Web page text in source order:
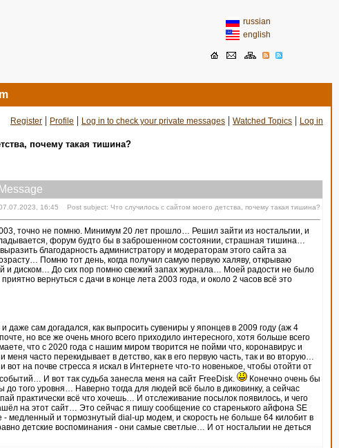
russian
english
Register | Profile | Log in to check your private messages | Watched Topics | Log in
почему такая тишина?
Message
16:45 Post subject: Что случилось с сайтом моего детства, почему такая тишина?
точно не помню. Минимум 20 лет прошло… Решил зайти из ностальгии, и
форум будто бы в заброшенном состоянии, страшная тишина…
благодарность администратору и модераторам этого сайта за
Помню тот день, когда получил самую первую халяву, открываю
и диском… До сих пор помню свежий запах журнала… Моей радости не было
вернуться с дачи в конце лета 2003 года, и около 2 часов всё это
сам догадался, как выпросить сувениры у японцев в 2009 году (аж 4
но все же очень много всего приходило интересного, хотя больше всего
что с 2020 года с нашим миром творится не пойми что, коронавирус и
часто перекидывает в детство, как в его первую часть, так и во вторую…
на почве стресса я искал в Интернете что-то новенькое, чтобы отойти от
И вот так судьба занесла меня на сайт FreeDisk.
Конечно очень бы
того уровня… Наверно тогда для людей всё было в диковинку, а сейчас
практически всё что хочешь… И отслеживание посылок появилось, и чего
на этот сайт… Это сейчас я пишу сообщение со старенького айфона SE
- медленный и тормознутый dial-up модем, и скорость не больше 64 килобит в
детские воспоминания - они самые светлые… И от ностальгии не деться